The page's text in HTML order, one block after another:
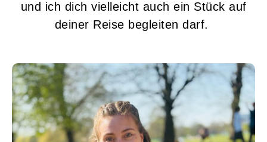
und ich dich vielleicht auch ein Stück auf
deiner Reise begleiten darf.